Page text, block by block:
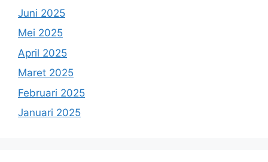
Juni 2025
Mei 2025
April 2025
Maret 2025
Februari 2025
Januari 2025